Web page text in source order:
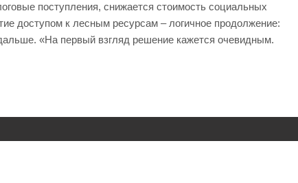
поступления, снижается стоимость социальных
доступом к лесным ресурсам – логичное продолжение:
«На первый взгляд решение кажется очевидным.